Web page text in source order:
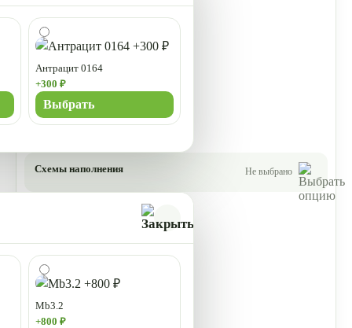
Антрацит 0164
+300 ₽
Выбрать
Схемы наполнения Не выбрано
Mb3.2
+800 ₽